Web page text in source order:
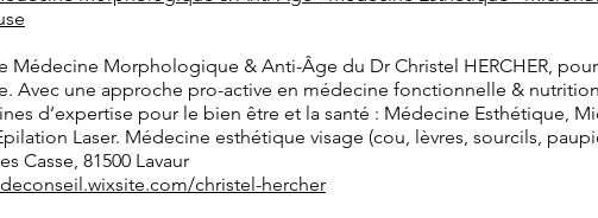
Médecine Morphologique & Anti-Âge du Dr Christel HERCHER,
Avec une approche pro-active en médecine fonctionnelle &
d’expertise pour le bien être et la santé : Médecine Esthétique,
Laser. Médecine esthétique visage (cou, lèvres, sourcils,
Casse, 81500 Lavaur
christel-hercher